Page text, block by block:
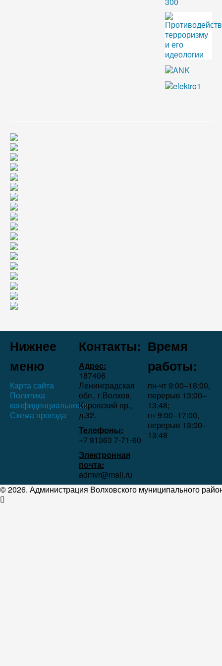
Нижнее
меню
Карта сайта
Политика
конфиденциальности
Схема проезда
Контакты:
Адрес:
187406
Ленинградская
обл., г.Волхов,
Кировский пр.,
д.32.
Телефоны:
+7 81363 7‑71-60
Электронная
почта:
admvr@mail.ru
Время
работы:
пн-чт 9:00–18:00,
перерыв 13:00–
13:48;
пт 9:00–17:00,
перерыв 13:00–
13:48
© 2026. Администрация Волховского муниципального